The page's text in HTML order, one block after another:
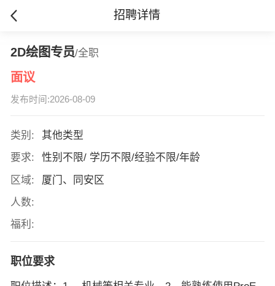
招聘详情
2D绘图专员/全职
面议
发布时间:2026-08-09
类别:
其他类型
要求:
性别不限/ 学历不限/经验不限/年龄
区域:
厦门、同安区
人数:
福利:
职位要求